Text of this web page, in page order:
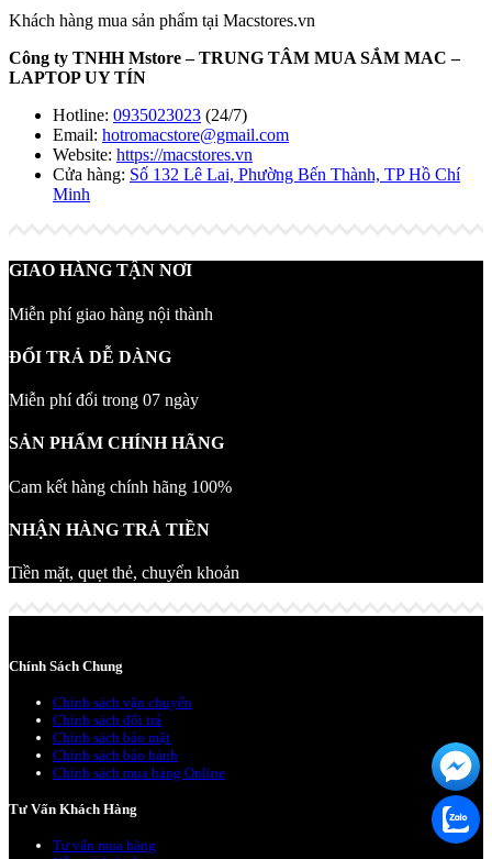
Khách hàng mua sản phẩm tại Macstores.vn
Công ty TNHH Mstore – TRUNG TÂM MUA SẮM MAC –
LAPTOP UY TÍN
Hotline: 0935023023 (24/7)
Email: hotromacstore@gmail.com
Website: https://macstores.vn
Cửa hàng: Số 132 Lê Lai, Phường Bến Thành, TP Hồ Chí
Minh
GIAO HÀNG TẬN NƠI
Miễn phí giao hàng nội thành
ĐỔI TRẢ DỄ DÀNG
Miễn phí đổi trong 07 ngày
SẢN PHẨM CHÍNH HÃNG
Cam kết hàng chính hãng 100%
NHẬN HÀNG TRẢ TIỀN
Tiền mặt, quẹt thẻ, chuyển khoản
Chính Sách Chung
Chính sách vận chuyển
Chính sách đổi trả
Chính sách bảo mật
Chính sách bảo hành
Chính sách mua hàng Online
Tư Vấn Khách Hàng
Tư vấn mua hàng